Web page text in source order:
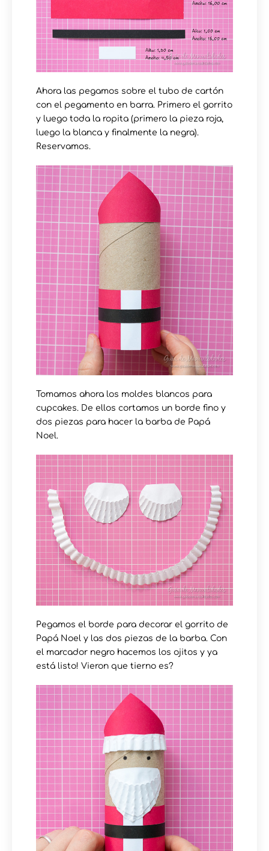
Ahora las pegamos sobre el tubo de cartón
con el pegamento en barra. Primero el gorrito
y luego toda la ropita (primero la pieza roja,
luego la blanca y finalmente la negra).
Reservamos.
Tomamos ahora los moldes blancos para
cupcakes. De ellos cortamos un borde fino y
dos piezas para hacer la barba de Papá
Noel.
Pegamos el borde para decorar el gorrito de
Papá Noel y las dos piezas de la barba. Con
el marcador negro hacemos los ojitos y ya
está listo! Vieron que tierno es?